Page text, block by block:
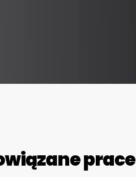
prace